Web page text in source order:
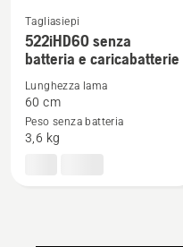
Vedi
maggiori
dettagli
su
522iHD60
senza
Tagliasiepi
522iHD60 senza
batteria e caricabatterie
Lunghezza lama
60 cm
Peso senza batteria
3,6 kg